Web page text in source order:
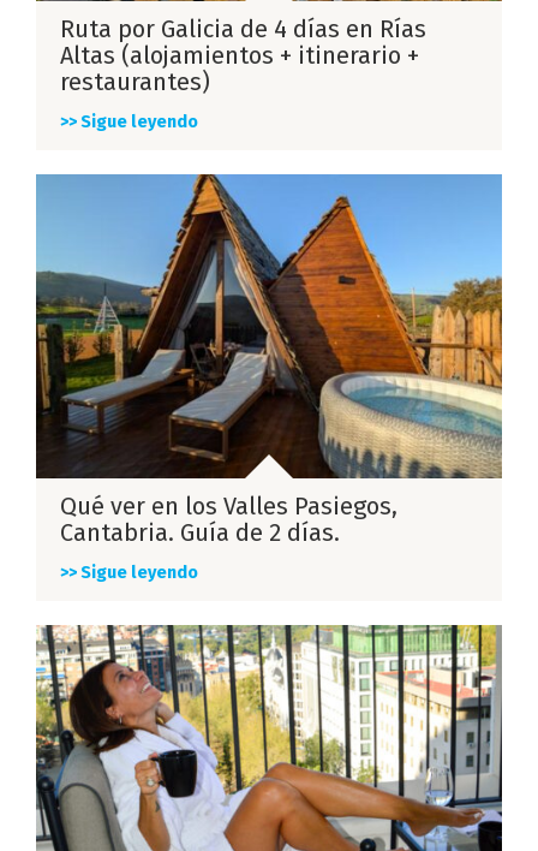
Ruta por Galicia de 4 días en Rías
Altas (alojamientos + itinerario +
restaurantes)
>> Sigue leyendo
Qué ver en los Valles Pasiegos,
Cantabria. Guía de 2 días.
>> Sigue leyendo